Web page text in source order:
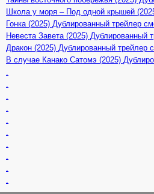
Школа у моря – Под одной крышей
Гонка (2025) Дублированный трейлер
Невеста Завета (2025) Дублированный
Дракон (2025) Дублированный трейлер
В случае Канако Сатомэ (2025)